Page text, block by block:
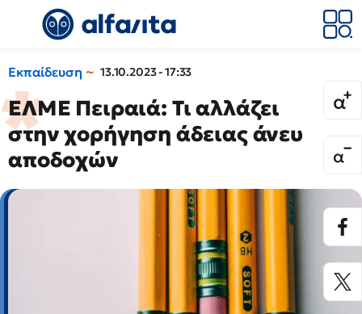
Εκπαίδευση 13.10.2023 - 17:33
ΕΛΜΕ Πειραιά: Τι αλλάζει
στην χορήγηση άδειας άνευ
αποδοχών